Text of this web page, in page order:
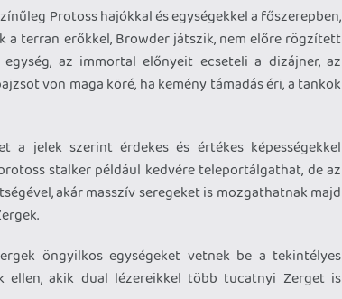
Protoss hajókkal és egységekkel a főszerepben,
a terran erőkkel, Browder játszik, nem előre rögzített
az immortal előnyeit ecseteli a dizájner, az
von maga köré, ha kemény támadás éri, a tankok
a jelek szerint érdekes és értékes képességekkel
stalker például kedvére teleportálgathat, de az
akár masszív seregeket is mozgathatnak majd
öngyilkos egységeket vetnek be a tekintélyes
ellen, akik dual lézereikkel több tucatnyi Zerget is